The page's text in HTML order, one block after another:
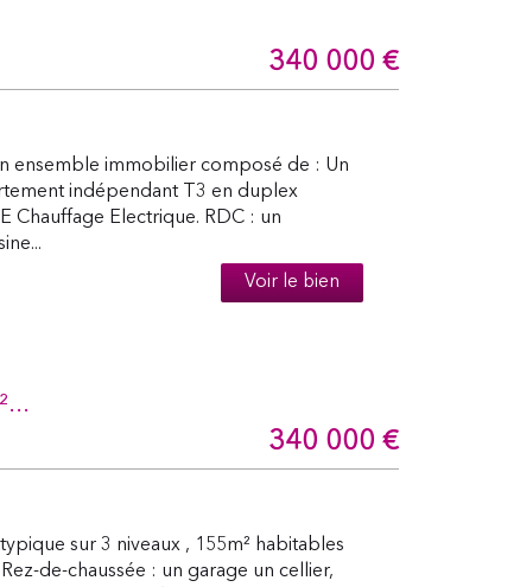
340 000 €
ensemble immobilier composé de : Un
indépendant T3 en duplex
Chauffage Electrique. RDC : un
Voir le bien
340 000 €
sur 3 niveaux , 155m² habitables
de-chaussée : un garage un cellier,